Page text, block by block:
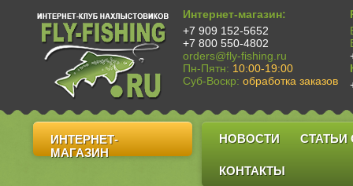
Интернет-магазин:
+7 909 152-5652
+7 800 550-4802
orders@fly-fishing.ru
Пн-Пятн: 10:00-19:00
Суб-Воскр: обработка заказов
ИНТЕРНЕТ-
МАГАЗИН
НОВОСТИ СТАТЬИ
КОНТАКТЫ